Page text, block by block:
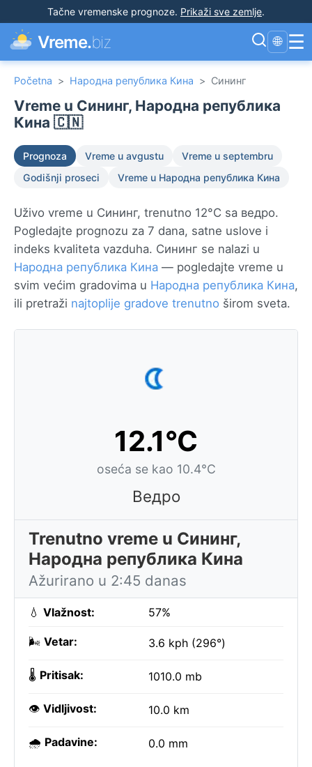
Tačne vremenske prognoze. Prikaži sve zemlje.
Vreme.biz 🌐 ☰
Početna > Народна република Кина > Сининг
Vreme u Сининг, Народна република
Кина 🇨🇳
Prognoza Vreme u avgustu
Vreme u septembru
Godišnji proseci
Vreme u Народна република Кина
Uživo vreme u Сининг, trenutno 12°C sa ведро.
Pogledajte prognozu za 7 dana, satne uslove i
indeks kvaliteta vazduha. Сининг se nalazi u
Народна република Кина — pogledajte vreme u
svim većim gradovima u Народна република Кина,
ili pretraži najtoplije gradove trenutno širom sveta.
12.1°C
oseća se kao 10.4°C
Ведро
Trenutno vreme u Сининг,
Народна република Кина
Ažurirano u 2:45 danas
💧 Vlažnost: 57%
🌬️ Vetar: 3.6 kph (296°)
🌡️ Pritisak: 1010.0 mb
👁️ Vidljivost: 10.0 km
🌧️ Padavine: 0.0 mm